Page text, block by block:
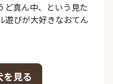
ど真ん中、という見た
遊びが大好きなおてん
見る